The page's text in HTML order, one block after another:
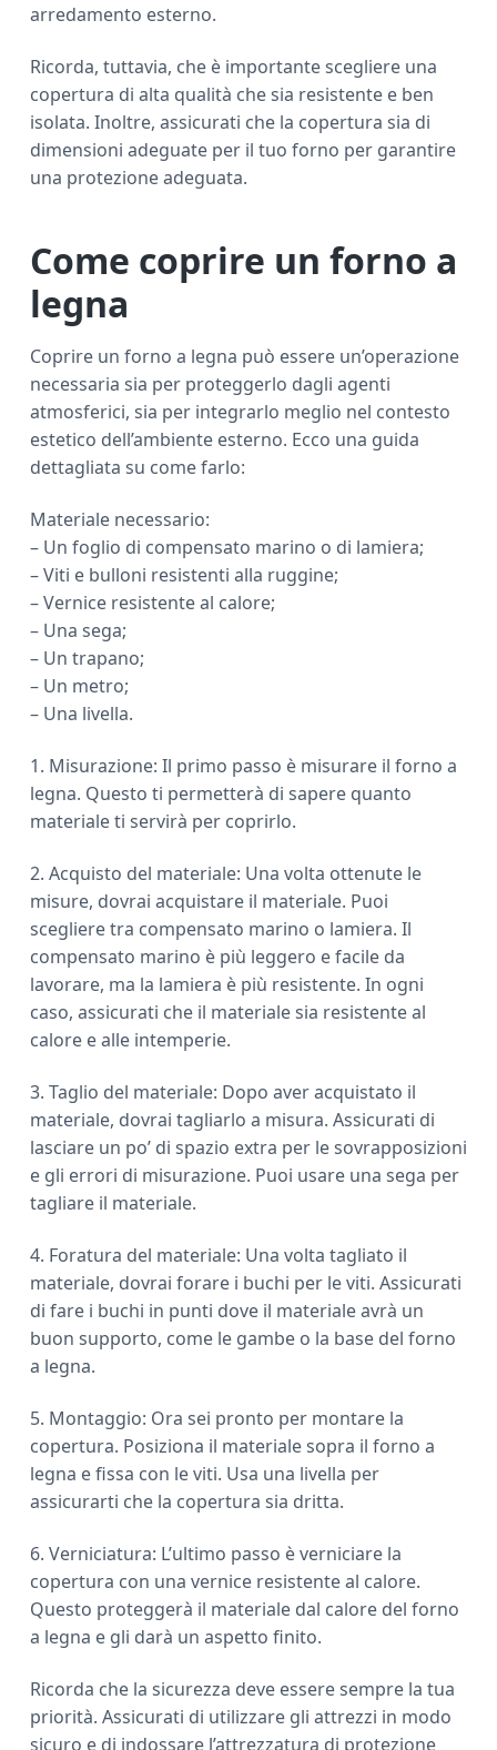
arredamento esterno.
Ricorda, tuttavia, che è importante scegliere una
copertura di alta qualità che sia resistente e ben
isolata. Inoltre, assicurati che la copertura sia di
dimensioni adeguate per il tuo forno per garantire
una protezione adeguata.
Come coprire un forno a
legna
Coprire un forno a legna può essere un’operazione
necessaria sia per proteggerlo dagli agenti
atmosferici, sia per integrarlo meglio nel contesto
estetico dell’ambiente esterno. Ecco una guida
dettagliata su come farlo:
Materiale necessario:
– Un foglio di compensato marino o di lamiera;
– Viti e bulloni resistenti alla ruggine;
– Vernice resistente al calore;
– Una sega;
– Un trapano;
– Un metro;
– Una livella.
1. Misurazione: Il primo passo è misurare il forno a
legna. Questo ti permetterà di sapere quanto
materiale ti servirà per coprirlo.
2. Acquisto del materiale: Una volta ottenute le
misure, dovrai acquistare il materiale. Puoi
scegliere tra compensato marino o lamiera. Il
compensato marino è più leggero e facile da
lavorare, ma la lamiera è più resistente. In ogni
caso, assicurati che il materiale sia resistente al
calore e alle intemperie.
3. Taglio del materiale: Dopo aver acquistato il
materiale, dovrai tagliarlo a misura. Assicurati di
lasciare un po’ di spazio extra per le sovrapposizioni
e gli errori di misurazione. Puoi usare una sega per
tagliare il materiale.
4. Foratura del materiale: Una volta tagliato il
materiale, dovrai forare i buchi per le viti. Assicurati
di fare i buchi in punti dove il materiale avrà un
buon supporto, come le gambe o la base del forno
a legna.
5. Montaggio: Ora sei pronto per montare la
copertura. Posiziona il materiale sopra il forno a
legna e fissa con le viti. Usa una livella per
assicurarti che la copertura sia dritta.
6. Verniciatura: L’ultimo passo è verniciare la
copertura con una vernice resistente al calore.
Questo proteggerà il materiale dal calore del forno
a legna e gli darà un aspetto finito.
Ricorda che la sicurezza deve essere sempre la tua
priorità. Assicurati di utilizzare gli attrezzi in modo
sicuro e di indossare l’attrezzatura di protezione